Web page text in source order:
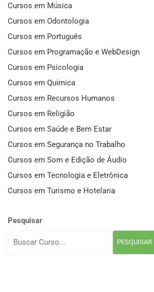
Cursos em Música
Cursos em Odontologia
Cursos em Português
Cursos em Programação e WebDesign
Cursos em Psicologia
Cursos em Química
Cursos em Recursos Humanos
Cursos em Religião
Cursos em Saúde e Bem Estar
Cursos em Segurança no Trabalho
Cursos em Som e Edição de Áudio
Cursos em Tecnologia e Eletrônica
Cursos em Turismo e Hotelaria
Pesquisar
PESQUISAR